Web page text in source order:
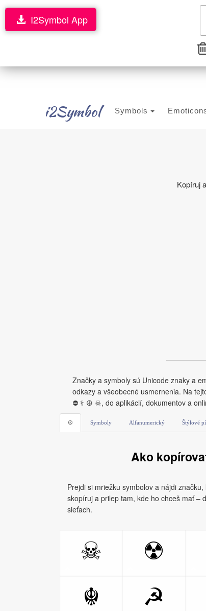
i2Symbol Symbols
I2Symbol App
Kopíruj
Značky a symboly sú Unicode znaky a
odkazy a všeobecné usmernenia. Na
⛔ ⚕ ☮ ☠, do aplikácií, dokumentov a
☮ Symboly Alfanumerický Štýlové
Ako
Prejdi si mriežku symbolov a nájdi
skopíruj a prilep tam, kde ho chceš mať –
sieťach.
☠ ☢
☬
☭